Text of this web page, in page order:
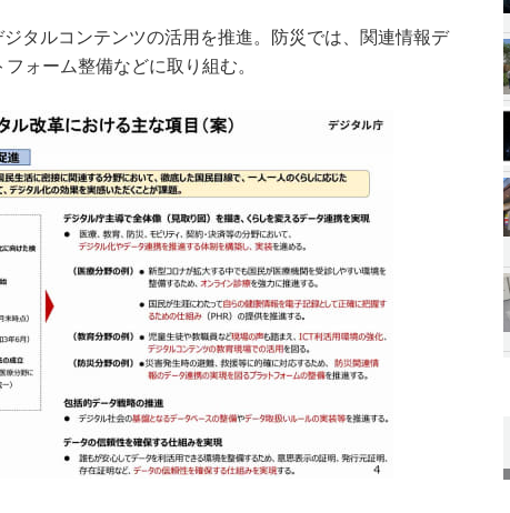
タルコンテンツの活用を推進。防災では、関連情報デ
ォーム整備などに取り組む。